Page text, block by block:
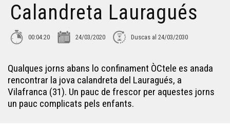
Lo marcat de Bedós
Los panèls bilingües en Garona-Nauta
Calandreta Lauragués
00:04:20 24/03/2020 Duscas al 24/03/2030
Qualques jorns abans lo confinament ÒCtele es anada
rencontrar la jova calandreta del Lauragués, a
Vilafranca (31). Un pauc de frescor per aquestes jorns
un pauc complicats pels enfants.